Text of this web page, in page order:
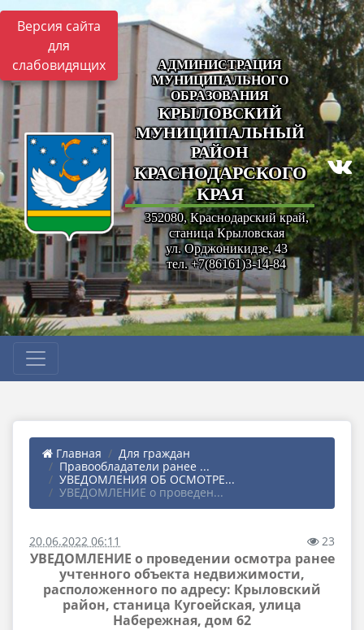
Версия сайта
для
слабовидящих
АДМИНИСТРАЦИЯ
МУНИЦИПАЛЬНОГО
ОБРАЗОВАНИЯ
КРЫЛОВСКИЙ
МУНИЦИПАЛЬНЫЙ
РАЙОН
КРАСНОДАРСКОГО
КРАЯ
352080, Краснодарский край,
станица Крыловская
ул. Орджоникидзе, 43
тел. +7(86161)3-14-84
Главная
Для граждан
Правообладатели ранее ...
УВЕДОМЛЕНИЯ ОБ ОСМОТРЕ...
УВЕДОМЛЕНИЕ о проведен...
20.06.2022 06:11 23
УВЕДОМЛЕНИЕ о проведении осмотра ранее
учтенного объекта недвижимости,
расположенного по адресу: Крыловский
район, станица Кугоейская, улица
Набережная, дом 62